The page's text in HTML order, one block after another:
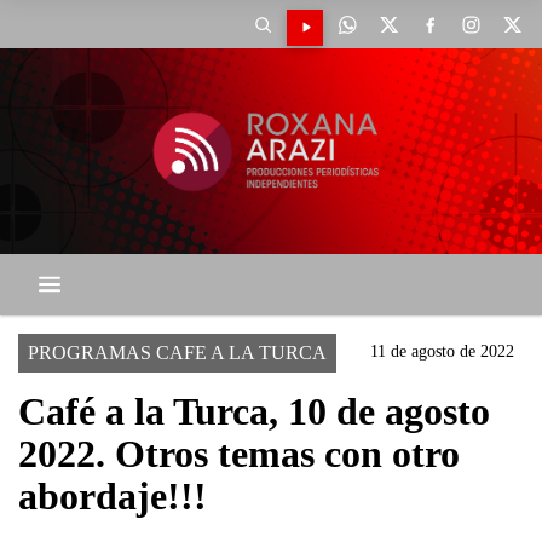
PROGRAMAS CAFE A LA TURCA 11 de agosto de 2022
Café a la Turca, 10 de agosto
2022. Otros temas con otro
abordaje!!!